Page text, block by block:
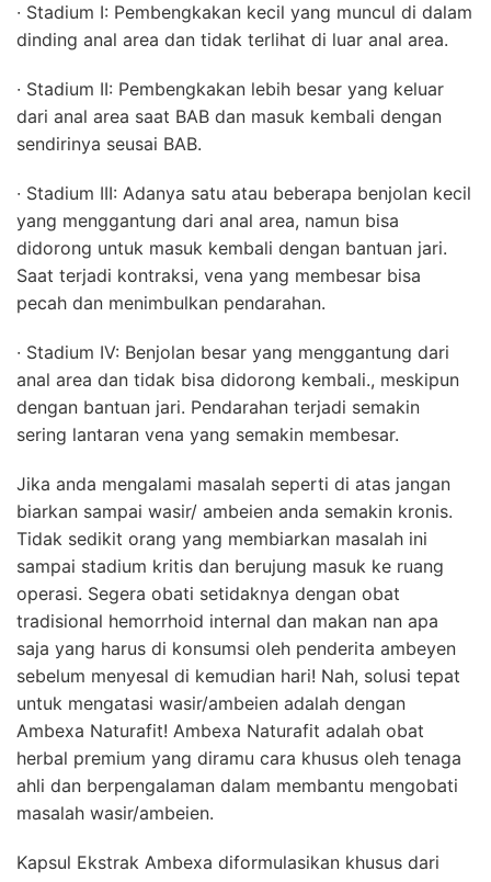
∙ Stadium I: Pembengkakan kecil yang muncul di dalam
dinding anal area dan tidak terlihat di luar anal area.
∙ Stadium II: Pembengkakan lebih besar yang keluar
dari anal area saat BAB dan masuk kembali dengan
sendirinya seusai BAB.
∙ Stadium III: Adanya satu atau beberapa benjolan kecil
yang menggantung dari anal area, namun bisa
didorong untuk masuk kembali dengan bantuan jari.
Saat terjadi kontraksi, vena yang membesar bisa
pecah dan menimbulkan pendarahan.
∙ Stadium IV: Benjolan besar yang menggantung dari
anal area dan tidak bisa didorong kembali., meskipun
dengan bantuan jari. Pendarahan terjadi semakin
sering lantaran vena yang semakin membesar.
Jika anda mengalami masalah seperti di atas jangan
biarkan sampai wasir/ ambeien anda semakin kronis.
Tidak sedikit orang yang membiarkan masalah ini
sampai stadium kritis dan berujung masuk ke ruang
operasi. Segera obati setidaknya dengan obat
tradisional hemorrhoid internal dan makan nan apa
saja yang harus di konsumsi oleh penderita ambeyen
sebelum menyesal di kemudian hari! Nah, solusi tepat
untuk mengatasi wasir/ambeien adalah dengan
Ambexa Naturafit! Ambexa Naturafit adalah obat
herbal premium yang diramu cara khusus oleh tenaga
ahli dan berpengalaman dalam membantu mengobati
masalah wasir/ambeien.
Kapsul Ekstrak Ambexa diformulasikan khusus dari